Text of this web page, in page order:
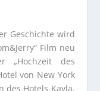
Geschichte wird
Film neu
„Hochzeit des
von New York
des Hotels Kayla,